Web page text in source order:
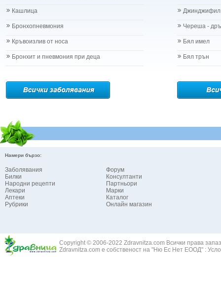
Кашлица
Бронхопневмония
Кръвоизлив от носа
Бронхит и пневмония при деца
Джинджифил
Череша -
Бял имел
Бял трън
Намери бързо:
Заболявания
Билки
Народни рецепти
Лекари
Аптеки
Рубрики
Форум
Консултанти
Партньори
Марки
Каталог
Онлайн магазин
Copyright © 2006-2022 Zdravnitza.com Всички права
Zdravnitza.com е собственост на "Ню Ес Нет ЕООД" :